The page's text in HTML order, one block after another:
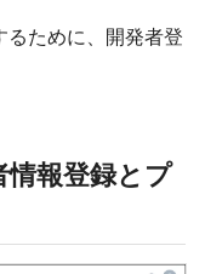
ために、開発者登
報登録とプ